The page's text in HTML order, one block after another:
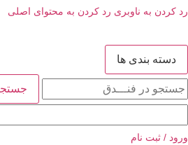
به ناوبری رد کردن به محتوای اصلی
بندی ها
جستجو
نام